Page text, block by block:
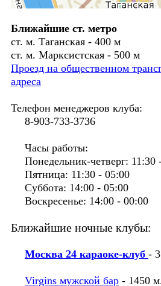
Ближайшие ст. метро
ст. м. Таганская - 400 м
ст. м. Марксистская - 500 м
Проезд на общественном
адреса
Телефон менеджеров клуба:
8-903-733-3736
Часы работы:
Понедельник-четверг: 11:30
Пятница: 11:30 - 05:00
Суббота: 14:00 - 05:00
Воскресенье: 14:00 - 00:00
Ближайшие ночные клубы:
Москва 24 караоке-клуб -
Virgins мужской бар - 1450